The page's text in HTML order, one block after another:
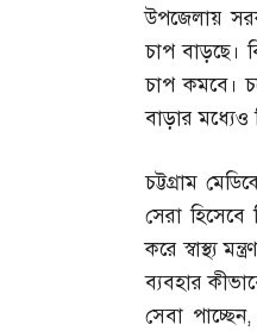
উপজেলায়
চাপ বাড়ছে।
চাপ কমবে।
বাড়ার মধ্যেও
চট্টগ্রাম
সেরা হিসেবে
করে স্বাস্থ্য
ব্যবহার
সেবা পাচ্ছেন